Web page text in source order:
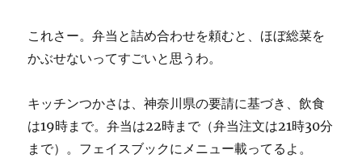
これさー。弁当と詰め合わせを頼むと、ほぼ総菜を
かぶせないってすごいと思うわ。
キッチンつかさは、神奈川県の要請に基づき、飲食
は19時まで。弁当は22時まで（弁当注文は21時30分
まで）。フェイスブックにメニュー載ってるよ。